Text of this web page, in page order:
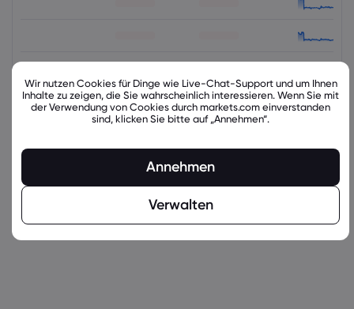
latest_education_articles
Wir nutzen Cookies für Dinge wie Live-Chat-Support und um Ihnen
Inhalte zu zeigen, die Sie wahrscheinlich interessieren. Wenn Sie mit
der Verwendung von Cookies durch markets.com einverstanden
sind, klicken Sie bitte auf „Annehmen“.
Annehmen
Verwalten